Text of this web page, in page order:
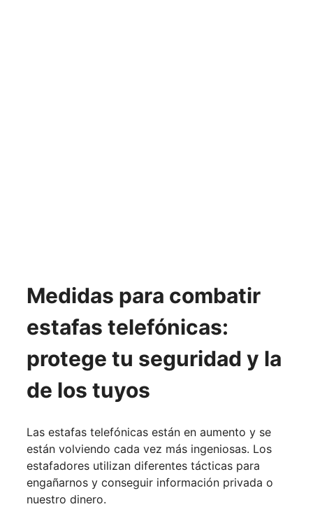
Medidas para combatir
estafas telefónicas:
protege tu seguridad y la
de los tuyos
Las estafas telefónicas están en aumento y se
están volviendo cada vez más ingeniosas. Los
estafadores utilizan diferentes tácticas para
engañarnos y conseguir información privada o
nuestro dinero.